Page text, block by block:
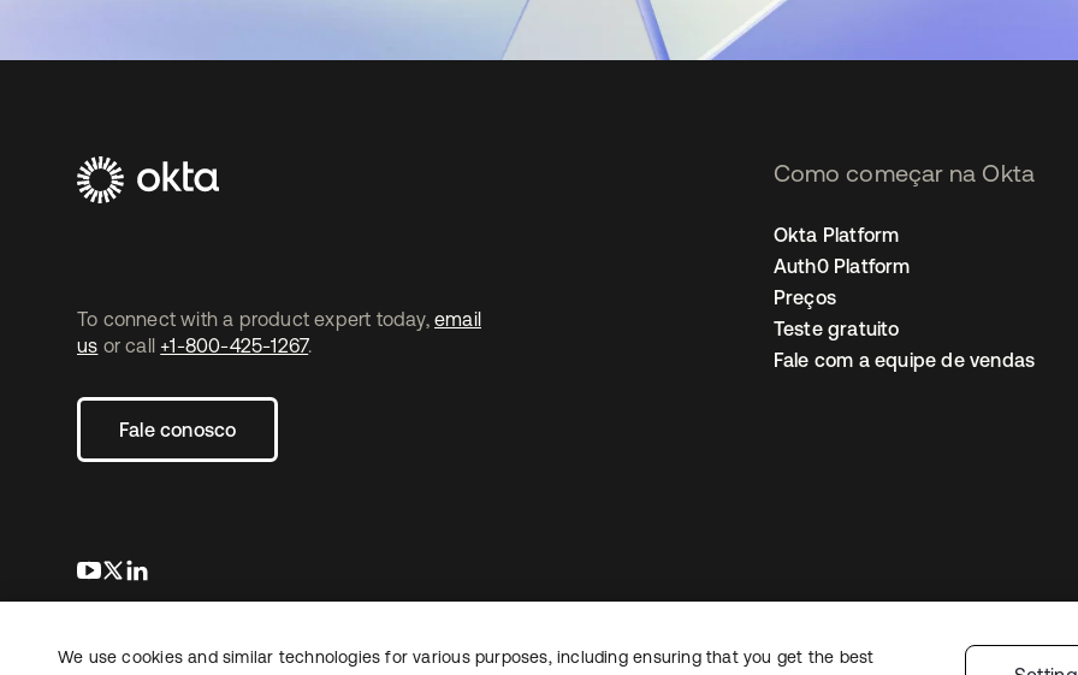
To connect with a product expert today, email
us or call +1-800-425-1267.
Fale conosco
abre em uma nova guia
abre em uma nova guia
Como começar na Okta
Okta Platform
Auth0 Platform
Preços
Teste gratuito
Fale com a equipe de vendas
JurídicoPolítica de privacidadeTermos do siteSegurança Mapa do site
Copyright © 2026 Okta. Todos os direitos
We use cookies and similar technologies for various purposes, including ensuring that you get the best